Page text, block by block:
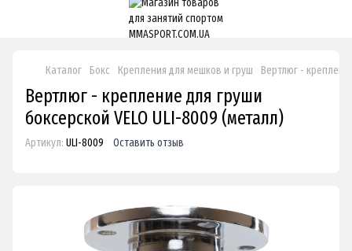
Каталог Бокс Крепления для мешков и груш Вертлюг -
Вертлюг - крепление для груши
боксерской VELO ULI-8009 (металл)
Артикул: ULI-8009 Оставить отзыв